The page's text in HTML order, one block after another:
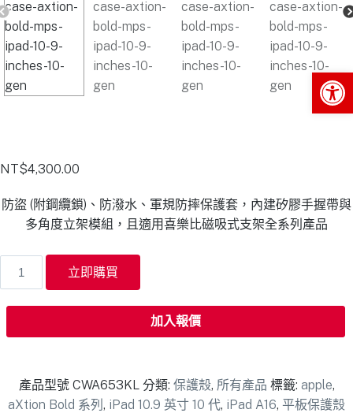
NT$4,300.00
防盜 (附鋼纜鎖)、防潑水、軍規防摔保護套，內建矽膠手握帶與
多角度立架模組，且適用喜樂比磁吸式支架全系列產品
立即購買
加入報價
產品型號 CWA653KL 分類: 保護殼, 所有產品 標籤: apple,
aXtion Bold 系列 , iPad 10.9 英寸 10 代, iPad A16, 平板保護殼